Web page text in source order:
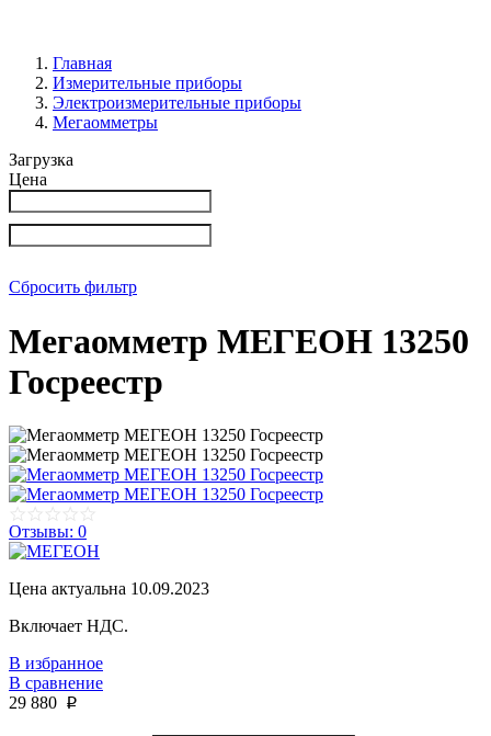
Главная
Измерительные приборы
Электроизмерительные приборы
Мегаомметры
Загрузка
Цена
Сбросить фильтр
Мегаомметр МЕГЕОН 13250
Госреестр
Отзывы: 0
Цена актуальна 10.09.2023
Включает НДС.
В избранное
В сравнение
29 880 p